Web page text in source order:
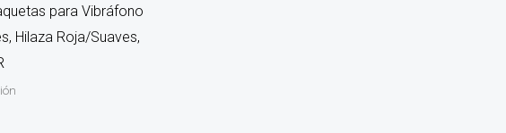
para Vibráfono
Hilaza Roja/Suaves,